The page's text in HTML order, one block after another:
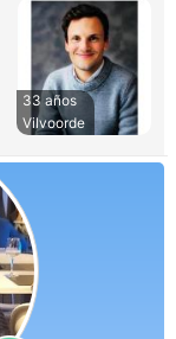
33 años
Vilvoorde